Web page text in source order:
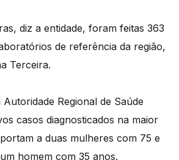
diz a entidade, foram feitas 363
de referência da região,
Terceira.
Regional de Saúde
casos diagnosticados na maior
a duas mulheres com 75 e
homem com 35 anos.